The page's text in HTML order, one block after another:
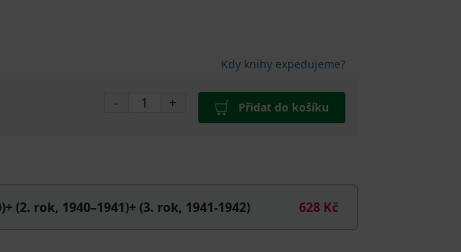
Kdy knihy expedujeme?
- + Přidat do košíku
(2. rok, 1940–1941)+ (3. rok, 1941-1942) 628 Kč